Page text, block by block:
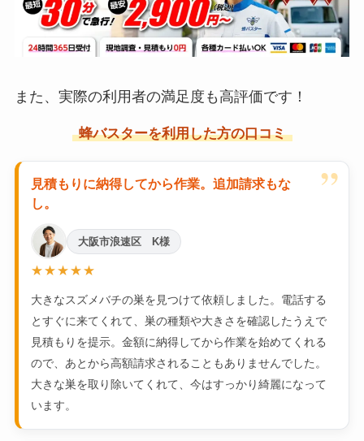
また、実際の利用者の満足度も高評価です！
蜂バスターを利用した方の口コミ
”
見積もりに納得してから作業。追加請求もな
し。
大阪市浪速区 K様
★★★★★
大きなスズメバチの巣を見つけて依頼しました。電話する
とすぐに来てくれて、巣の種類や大きさを確認したうえで
見積もりを提示。金額に納得してから作業を始めてくれる
ので、あとから高額請求されることもありませんでした。
大きな巣を取り除いてくれて、今はすっかり綺麗になって
います。